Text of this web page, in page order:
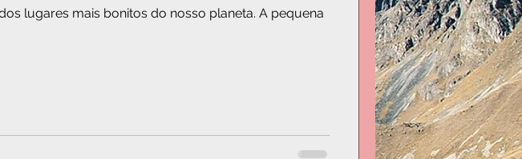
mais bonitos do nosso planeta. A pequena